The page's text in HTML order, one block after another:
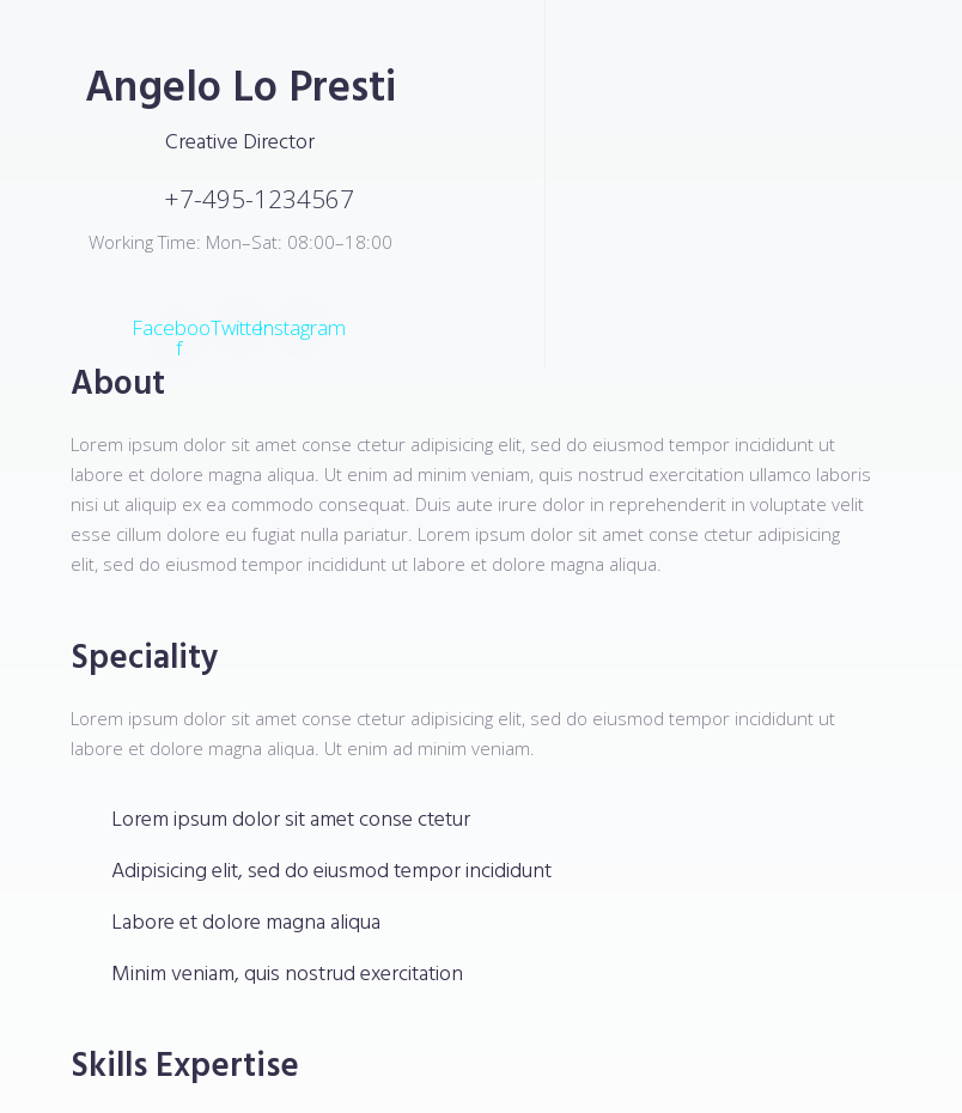
Angelo Lo Presti
Creative Director
+7-495-1234567
Working Time: Mon–Sat: 08:00–18:00
Facebook-
f
TwitterInstagram
About
Lorem ipsum dolor sit amet conse ctetur adipisicing elit, sed do eiusmod tempor incididunt ut
labore et dolore magna aliqua. Ut enim ad minim veniam, quis nostrud exercitation ullamco laboris
nisi ut aliquip ex ea commodo consequat. Duis aute irure dolor in reprehenderit in voluptate velit
esse cillum dolore eu fugiat nulla pariatur. Lorem ipsum dolor sit amet conse ctetur adipisicing
elit, sed do eiusmod tempor incididunt ut labore et dolore magna aliqua.
Speciality
Lorem ipsum dolor sit amet conse ctetur adipisicing elit, sed do eiusmod tempor incididunt ut
labore et dolore magna aliqua. Ut enim ad minim veniam.
Lorem ipsum dolor sit amet conse ctetur
Adipisicing elit, sed do eiusmod tempor incididunt
Labore et dolore magna aliqua
Minim veniam, quis nostrud exercitation
Skills Expertise